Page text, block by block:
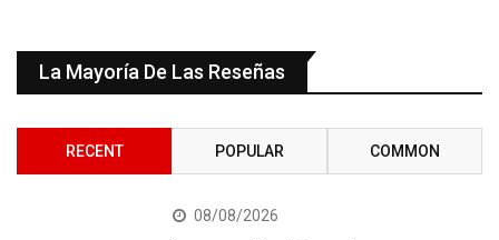
La Mayoría De Las Reseñas
RECENT POPULAR COMMON
08/08/2026